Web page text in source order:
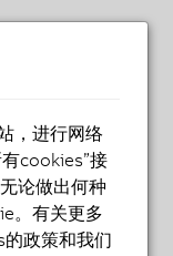
Ltd.
，进行网络
cookies”接
论做出何种
。有关更多
政策和我们